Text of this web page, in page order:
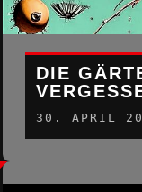
DIE
30. APRIL